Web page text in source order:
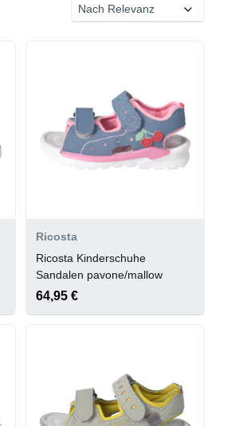
Ricosta
Ricosta Kinderschuhe
Sandalen pavone/mallow
64,95 €